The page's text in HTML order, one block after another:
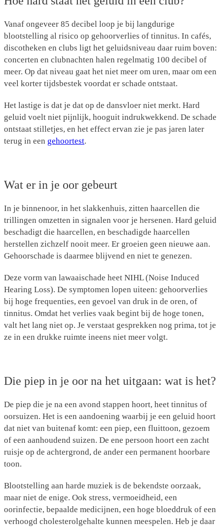
Vanaf ongeveer 85 decibel loop je bij langdurige
blootstelling al risico op gehoorverlies of tinnitus. In cafés,
discotheken en clubs ligt het geluidsniveau daar ruim boven:
concerten en clubnachten halen regelmatig 100 decibel of
meer. Op dat niveau gaat het niet meer om uren, maar om een
veel korter tijdsbestek voordat er schade ontstaat.
Het lastige is dat je dat op de dansvloer niet merkt. Hard
geluid voelt niet pijnlijk, hooguit indrukwekkend. De schade
ontstaat stilletjes, en het effect ervan zie je pas jaren later
terug in een gehoortest.
Wat er in je oor gebeurt
In je binnenoor, in het slakkenhuis, zitten haarcellen die
trillingen omzetten in signalen voor je hersenen. Hard geluid
beschadigt die haarcellen, en beschadigde haarcellen
herstellen zichzelf nooit meer. Er groeien geen nieuwe aan.
Gehoorschade is daarmee blijvend en niet te genezen.
Deze vorm van lawaaischade heet NIHL (Noise Induced
Hearing Loss). De symptomen lopen uiteen: gehoorverlies
bij hoge frequenties, een gevoel van druk in de oren, of
tinnitus. Omdat het verlies vaak begint bij de hoge tonen,
valt het lang niet op. Je verstaat gesprekken nog prima, tot je
ze in een drukke ruimte ineens niet meer volgt.
Die piep in je oor na het uitgaan: wat is het?
De piep die je na een avond stappen hoort, heet tinnitus of
oorsuizen. Het is een aandoening waarbij je een geluid hoort
dat niet van buitenaf komt: een piep, een fluittoon, gezoem
of een aanhoudend suizen. De ene persoon hoort een zacht
ruisje op de achtergrond, de ander een permanent hoorbare
toon.
Blootstelling aan harde muziek is de bekendste oorzaak,
maar niet de enige. Ook stress, vermoeidheid, een
oorinfectie, bepaalde medicijnen, een hoge bloeddruk of een
verhoogd cholesterolgehalte kunnen meespelen. Heb je daar